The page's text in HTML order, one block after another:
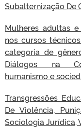
Subalternização De
Mulheres adultas
nos cursos
categoria de
Diálogos na
humanismo e
Transgressões
De Violência,
Sociologia Jurídica,